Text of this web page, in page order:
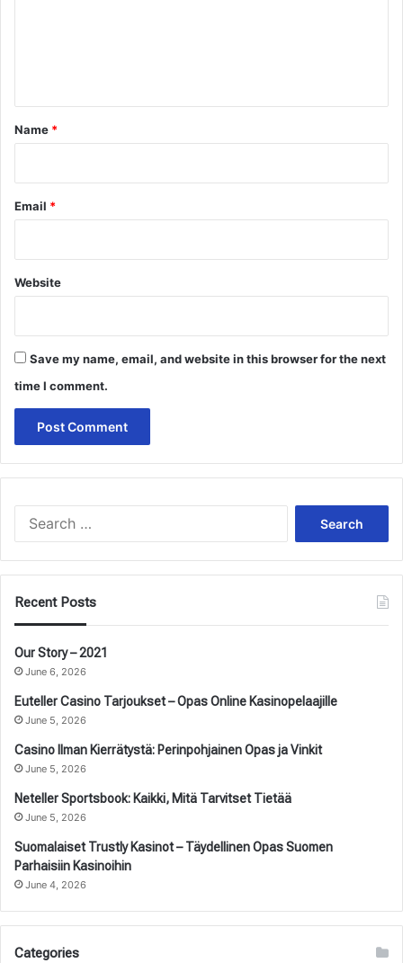
*
Name *
Email *
Website
Save my name, email, and website in this browser for the next
time I comment.
Recent Posts
Our Story – 2021
June 6, 2026
Euteller Casino Tarjoukset – Opas Online Kasinopelaajille
June 5, 2026
Casino Ilman Kierrätystä: Perinpohjainen Opas ja Vinkit
June 5, 2026
Neteller Sportsbook: Kaikki, Mitä Tarvitset Tietää
June 5, 2026
Suomalaiset Trustly Kasinot – Täydellinen Opas Suomen
Parhaisiin Kasinoihin
June 4, 2026
Categories